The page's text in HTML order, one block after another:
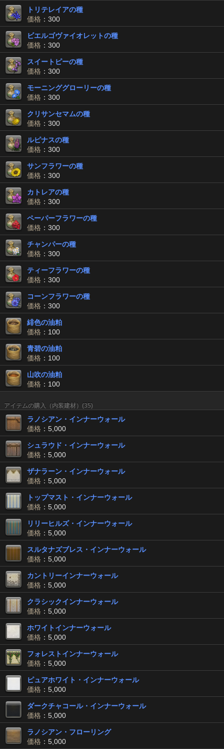
トリテレイアの種
価格 ：300
ビエルゴヴァイオレットの種
価格 ：300
スイートピーの種
価格 ：300
モーニンググローリーの種
価格 ：300
クリサンセマムの種
価格 ：300
ルピナスの種
価格 ：300
サンフラワーの種
価格 ：300
カトレアの種
価格 ：300
ペーパーフラワーの種
価格 ：300
チャンパーの種
価格 ：300
ティーフラワーの種
価格 ：300
コーンフラワーの種
価格 ：300
緋色の油粕
価格 ：100
青碧の油粕
価格 ：100
山吹の油粕
価格 ：100
アイテムの購入（内装建材）(35)
ラノシアン・インナーウォール
価格 ：5,000
シュラウド・インナーウォール
価格 ：5,000
ザナラーン・インナーウォール
価格 ：5,000
トップマスト・インナーウォール
価格 ：5,000
リリーヒルズ・インナーウォール
価格 ：5,000
スルタナズブレス・インナーウォール
価格 ：5,000
カントリーインナーウォール
価格 ：5,000
クラシックインナーウォール
価格 ：5,000
ホワイトインナーウォール
価格 ：5,000
フォレストインナーウォール
価格 ：5,000
ピュアホワイト・インナーウォール
価格 ：5,000
ダークチャコール・インナーウォール
価格 ：5,000
ラノシアン・フローリング
価格 ：5,000